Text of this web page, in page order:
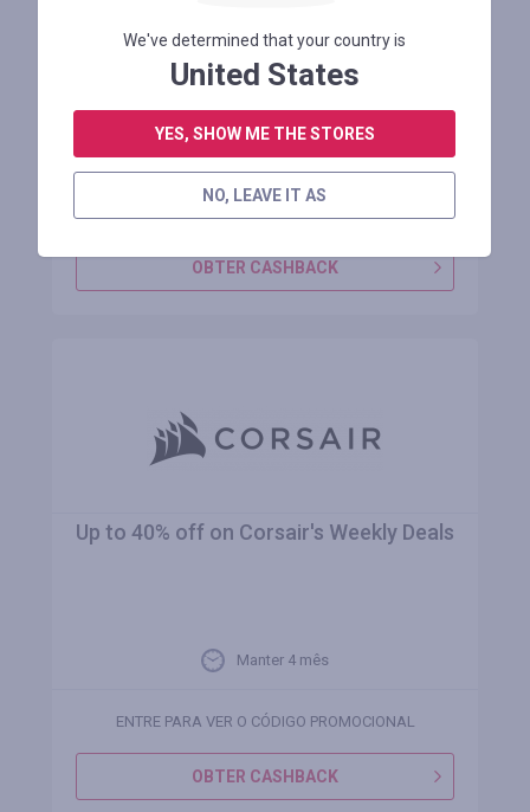
elétrica KAISDA K20F, motor de 250 W,
bateria de 36 V 25 Ah, 20* 4-i
OBTER CASHBACK
Up to 40% off on Corsair's Weekly Deals
Manter 4 mês
ENTRE PARA VER O CÓDIGO PROMOCIONAL
OBTER CASHBACK
We've determined that your country is
United States
YES, SHOW ME THE STORES
NO, LEAVE IT AS